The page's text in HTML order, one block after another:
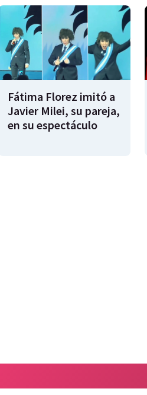
Fátima Florez imitó a
Javier Milei, su pareja,
en su espectáculo